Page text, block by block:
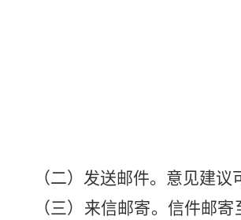
（二）发送邮件。意见建
（三）来信邮寄。信件邮